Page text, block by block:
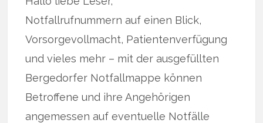
Notfallrufnummern auf einen Blick,
Vorsorgevollmacht, Patientenverfügung
und vieles mehr – mit der ausgefüllten
Bergedorfer Notfallmappe können
Betroffene und ihre Angehörigen
angemessen auf eventuelle Notfälle